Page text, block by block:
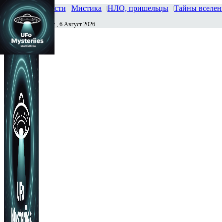
Главная Новости Мистика НЛО, пришельцы Тайны
Сегодня Четверг , 6 Август 2026